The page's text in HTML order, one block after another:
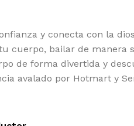
y conecta con la
tu cuerpo, bailar de
de forma divertida y
avalado por Hotmart y